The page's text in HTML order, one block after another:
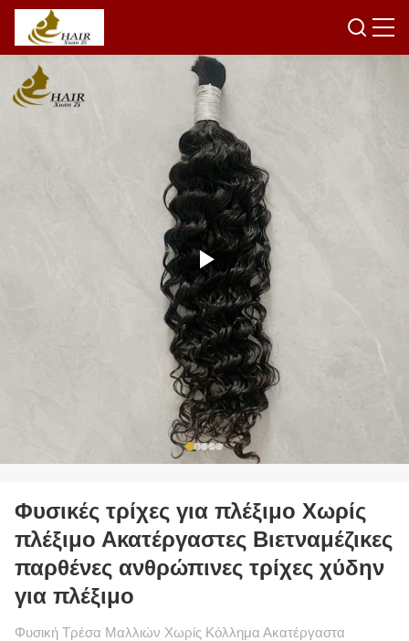
Φυσικές τρίχες για πλέξιμο Χωρίς
πλέξιμο Ακατέργαστες Βιετναμέζικες
παρθένες ανθρώπινες τρίχες χύδην
για πλέξιμο
Φυσική Τρέσα Μαλλιών Χωρίς Κόλλημα Ακατέργαστα